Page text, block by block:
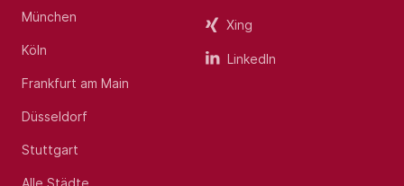
München
Köln
Frankfurt am Main
Düsseldorf
Stuttgart
Alle Städte
Xing
LinkedIn